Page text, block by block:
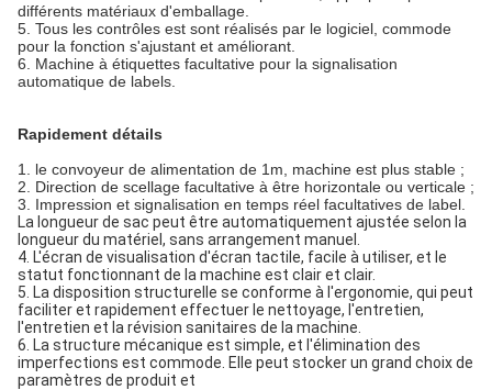
différents matériaux d'emballage.
5. Tous les contrôles est sont réalisés par le logiciel, commode
pour la fonction s'ajustant et améliorant.
6. Machine à étiquettes facultative pour la signalisation
automatique de labels.
Rapidement détails
1. le convoyeur de alimentation de 1m, machine est plus stable ;
2. Direction de scellage facultative à être horizontale ou verticale ;
3. Impression et signalisation en temps réel facultatives de label.
La longueur de sac peut être automatiquement ajustée selon la
longueur du matériel, sans arrangement manuel.
4. L'écran de visualisation d'écran tactile, facile à utiliser, et le
statut fonctionnant de la machine est clair et clair.
5. La disposition structurelle se conforme à l'ergonomie, qui peut
faciliter et rapidement effectuer le nettoyage, l'entretien,
l'entretien et la révision sanitaires de la machine.
6. La structure mécanique est simple, et l'élimination des
imperfections est commode. Elle peut stocker un grand choix de
paramètres de produit et